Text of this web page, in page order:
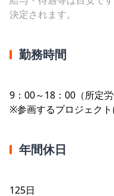
決定されます。
勤務時間
9：00～18：00（所定
※参画するプロジェク
年間休日
125日